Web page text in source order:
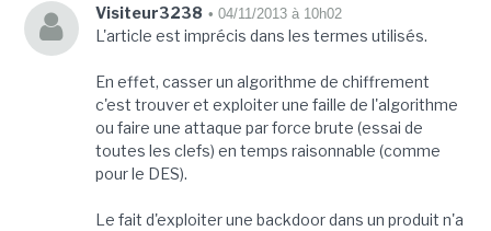
Visiteur3238 • 04/11/2013 à 10h02
L'article est imprécis dans les termes utilisés.
En effet, casser un algorithme de chiffrement
c'est trouver et exploiter une faille de l'algorithme
ou faire une attaque par force brute (essai de
toutes les clefs) en temps raisonnable (comme
pour le DES).
Le fait d'exploiter une backdoor dans un produit n'a